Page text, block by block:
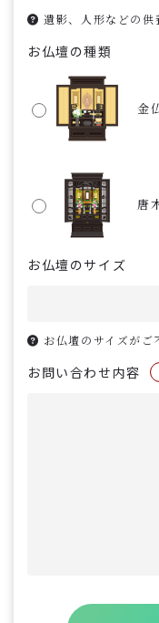
遺影、人形などの供
お仏壇の種類
金
唐
お仏壇のサイズ
お仏壇のサイズがご
お問い合わせ内容